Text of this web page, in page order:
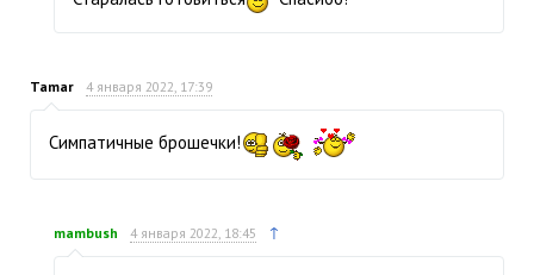
Tamar 4 января 2022, 17:39
Симпатичные брошечки!
mambush 4 января 2022, 18:45 ↑